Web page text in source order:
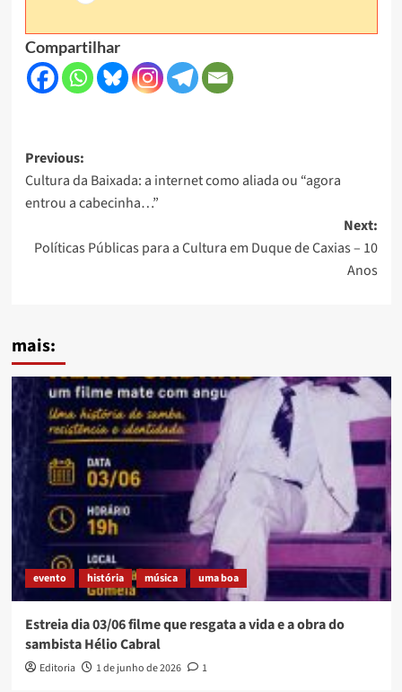
Compartilhar
Post
navigation
Previous:
Cultura da Baixada: a internet como aliada ou “agora
entrou a cabecinha…”
Next:
Políticas Públicas para a Cultura em Duque de Caxias – 10
Anos
mais:
evento história música uma boa
Estreia dia 03/06 filme que resgata a vida e a obra do
sambista Hélio Cabral
Editoria 1 de junho de 2026 1